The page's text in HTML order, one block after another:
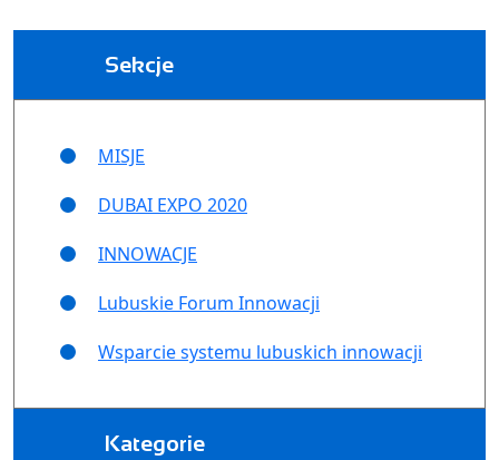
Sekcje
MISJE
DUBAI EXPO 2020
INNOWACJE
Lubuskie Forum Innowacji
Wsparcie systemu lubuskich innowacji
Kategorie